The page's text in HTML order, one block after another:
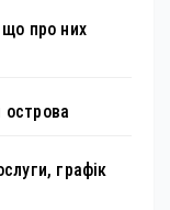
що про них
графік